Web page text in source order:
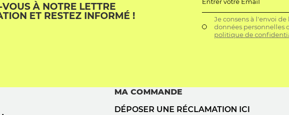
À NOTRE LETTRE
ET RESTEZ INFORMÉ !
Entrer votre Email
Je consens à l'envoi
données personnelles
politique de
MA COMMANDE
DÉPOSER UNE RÉCLAMATION ICI